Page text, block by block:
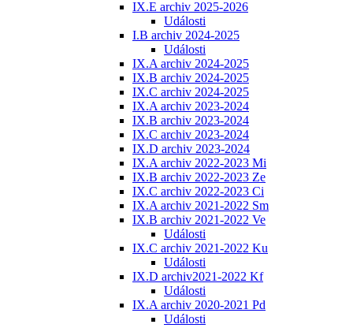
IX.E archiv 2025-2026
Události
I.B archiv 2024-2025
Události
IX.A archiv 2024-2025
IX.B archiv 2024-2025
IX.C archiv 2024-2025
IX.A archiv 2023-2024
IX.B archiv 2023-2024
IX.C archiv 2023-2024
IX.D archiv 2023-2024
IX.A archiv 2022-2023 Mi
IX.B archiv 2022-2023 Ze
IX.C archiv 2022-2023 Ci
IX.A archiv 2021-2022 Sm
IX.B archiv 2021-2022 Ve
Události
IX.C archiv 2021-2022 Ku
Události
IX.D archiv2021-2022 Kf
Události
IX.A archiv 2020-2021 Pd
Události